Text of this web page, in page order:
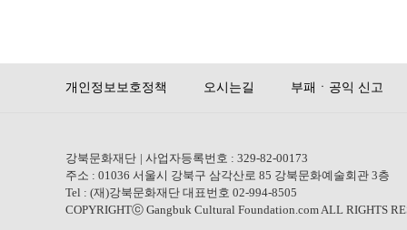
개인정보보호정책 오시는길 부패ㆍ공익 신고
강북문화재단 | 사업자등록번호 : 329-82-00173
주소 : 01036 서울시 강북구 삼각산로 85 강북문화예술회관 3층
Tel : (재)강북문화재단 대표번호 02-994-8505
COPYRIGHTⓒ Gangbuk Cultural Foundation.com ALL RIGHTS